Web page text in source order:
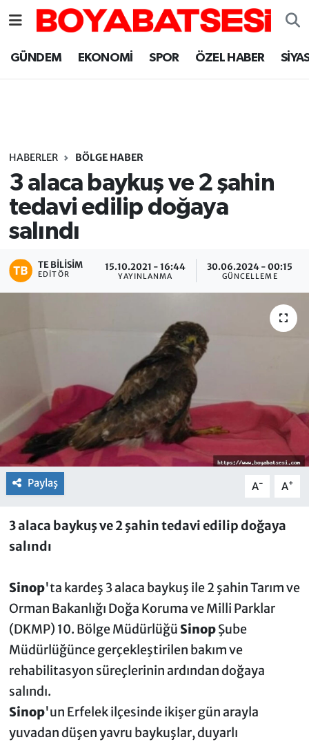
GÜNDEM EKONOMİ SPOR ÖZEL HABER
HABERLER BÖLGE HABER
3 alaca baykuş ve 2 şahin
tedavi edilip doğaya
salındı
TE BILISIM
EDITÖR
15.10.2021 - 16:44
YAYINLANMA
30.06.2024 - 00:15
GÜNCELLEME
Paylaş A- A+
3 alaca baykuş ve 2 şahin tedavi edilip doğaya
salındı
Sinop'ta kardeş 3 alaca baykuş ile 2 şahin Tarım ve
Orman Bakanlığı Doğa Koruma ve Milli Parklar
(DKMP) 10. Bölge Müdürlüğü SinopŞube
Müdürlüğünce gerçekleştirilen bakım ve
rehabilitasyon süreçlerinin ardından doğaya
salındı.
Sinop'un Erfelek ilçesinde ikişer gün arayla
yuvadan düşen yavru baykuşlar, duyarlı
Sinop Nöbetçi Eczaneler
Sinop Trafik Yoğunluk Haritası
Süper Lig Puan Durumu ve Fikstür
Tüm Manşetler
Son Dakika Haberleri